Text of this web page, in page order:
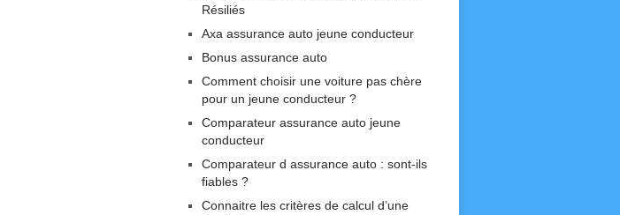
Résiliés
Axa assurance auto jeune conducteur
Bonus assurance auto
Comment choisir une voiture pas chère
pour un jeune conducteur ?
Comparateur assurance auto jeune
conducteur
Comparateur d assurance auto : sont-ils
fiables ?
Connaitre les critères de calcul d’une